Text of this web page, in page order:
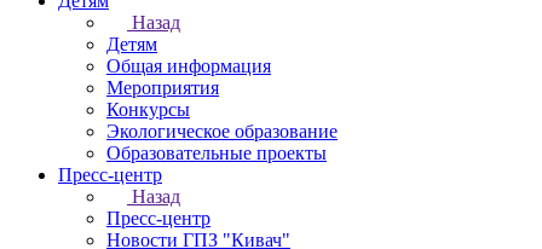
Назад
Детям
Общая информация
Мероприятия
Конкурсы
Экологическое образование
Образовательные проекты
Пресс-центр
Назад
Пресс-центр
Новости ГПЗ "Кивач"